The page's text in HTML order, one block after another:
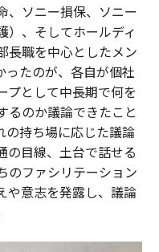
、ソニー損保、ソニー
）、そしてホールディ
長職を中心としたメン
ったのが、各自が個社
プとして中長期で何を
るのか議論できたこと
の持ち場に応じた議論
の目線、土台で話せる
のファシリテーション
や意志を発露し、議論